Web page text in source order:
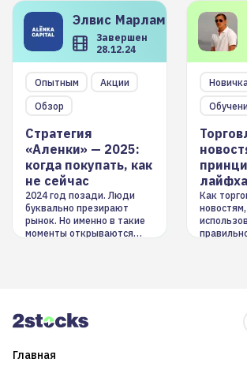
Элвис Марламов
Завершен
28.12.24
Опытным
Акции
Обзор
Стратегия
«Аленки» — 2025:
когда покупать, как
не сейчас
2024 год позади. Люди
буквально презирают
рынок. Но именно в такие
моменты открываются
Как
Главная